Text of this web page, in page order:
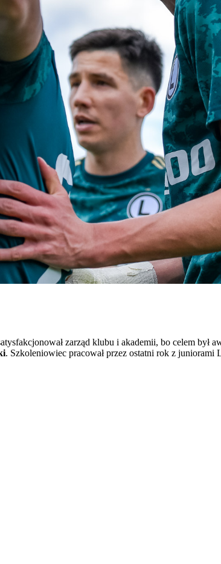
zarząd klubu i akademii, bo celem był
. Szkoleniowiec pracował przez ostatni rok z